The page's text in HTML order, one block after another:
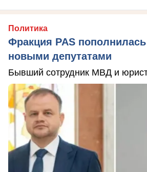
Политика
Фракция PAS
новыми депутатами
Бывший сотрудник МВД и